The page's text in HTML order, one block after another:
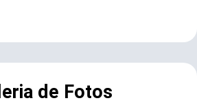
de Fotos